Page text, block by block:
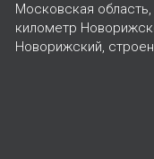
Московская
километр
Новорижский,